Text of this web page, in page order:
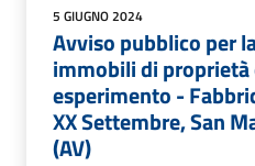
5 GIUGNO 2024
Avviso pubblico per
immobili di proprietà
esperimento -
XX Settembre, San
(AV)